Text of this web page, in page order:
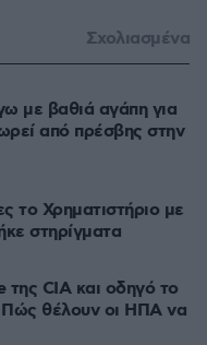
Σχολιασμένα
με βαθιά αγάπη για
από πρέσβης στην
το Χρηματιστήριο με
στηρίγματα
CIA και οδηγό το
θέλουν οι ΗΠΑ να